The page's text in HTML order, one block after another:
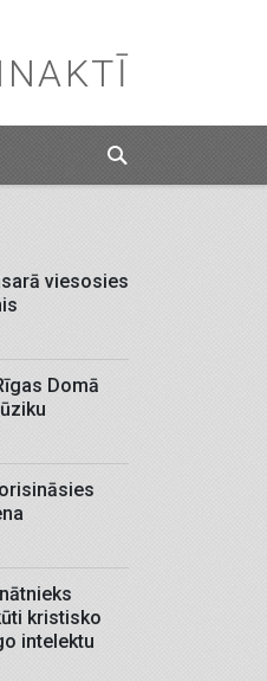
viesosies
Domā
kristisko
intelektu